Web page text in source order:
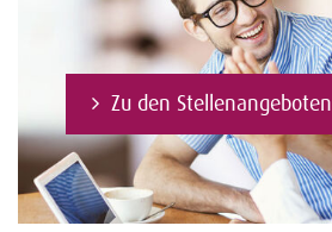
Zu den Stellenangeboten